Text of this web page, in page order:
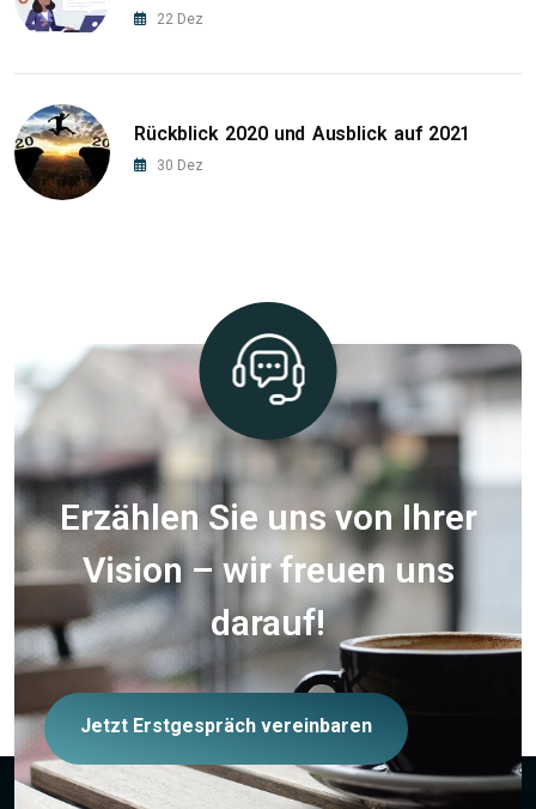
22 Dez
Rückblick 2020 und Ausblick auf 2021
30 Dez
Erzählen Sie uns von Ihrer
Vision – wir freuen uns
darauf!
Jetzt Erstgespräch vereinbaren